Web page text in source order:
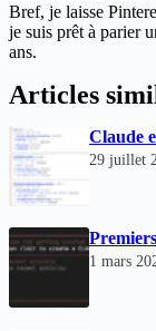
Bref, je laisse
je suis prêt à parier
ans.
Articles
Claude
29 juillet
1 mars